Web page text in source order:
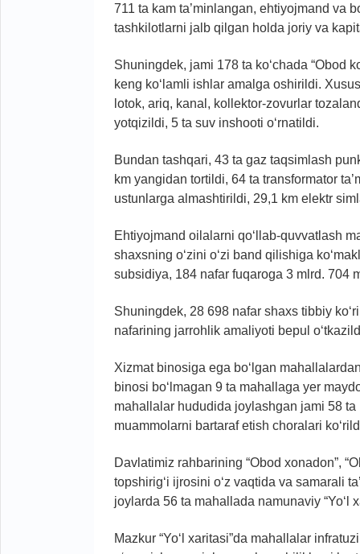
711 ta kam ta’minlangan, ehtiyojmand va
tashkilotlarni jalb qilgan holda joriy va
Shuningdek, jami 178 ta ko‘chada “Obod
keng ko‘lamli ishlar amalga oshirildi.
lotok, ariq, kanal, kollektor-zovurlar
yotqizildi, 5 ta suv inshooti o‘rnatildi.
Bundan tashqari, 43 ta gaz taqsimlash
km yangidan tortildi, 64 ta transformator
ustunlarga almashtirildi, 29,1 km elektr
Ehtiyojmand oilalarni qo‘llab-quvvatlash
shaxsning o‘zini o‘zi band qilishiga
subsidiya, 184 nafar fuqaroga 3 mlrd. 704
Shuningdek, 28 698 nafar shaxs tibbiy
nafarining jarrohlik amaliyoti bepul
Xizmat binosiga ega bo‘lgan
binosi bo‘lmagan 9 ta mahallaga yer
mahallalar hududida joylashgan jami 58
muammolarni bartaraf etish choralari
Davlatimiz rahbarining “Obod xonadon”,
topshirig‘i ijrosini o‘z vaqtida va samarali
joylarda 56 ta mahallada namunaviy
Mazkur “Yo‘l xaritasi”da mahallalar